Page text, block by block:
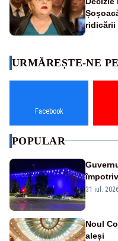
ridicării
URMĂREȘTE-NE PE
Facebook
POPULAR
31 iul.
Noul
aleși